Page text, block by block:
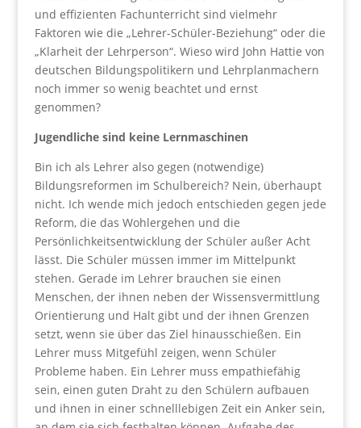
und effizienten Fachunterricht sind vielmehr
Faktoren wie die „Lehrer-Schüler-Beziehung“ oder die
„Klarheit der Lehrperson“. Wieso wird John Hattie von
deutschen Bildungspolitikern und Lehrplanmachern
noch immer so wenig beachtet und ernst
genommen?
Jugendliche sind keine Lernmaschinen
Bin ich als Lehrer also gegen (notwendige)
Bildungsreformen im Schulbereich? Nein, überhaupt
nicht. Ich wende mich jedoch entschieden gegen jede
Reform, die das Wohlergehen und die
Persönlichkeitsentwicklung der Schüler außer Acht
lässt. Die Schüler müssen immer im Mittelpunkt
stehen. Gerade im Lehrer brauchen sie einen
Menschen, der ihnen neben der Wissensvermittlung
Orientierung und Halt gibt und der ihnen Grenzen
setzt, wenn sie über das Ziel hinausschießen. Ein
Lehrer muss Mitgefühl zeigen, wenn Schüler
Probleme haben. Ein Lehrer muss empathiefähig
sein, einen guten Draht zu den Schülern aufbauen
und ihnen in einer schnelllebigen Zeit ein Anker sein,